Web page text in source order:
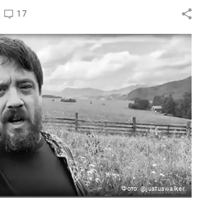
17
Фото: @justuswalker